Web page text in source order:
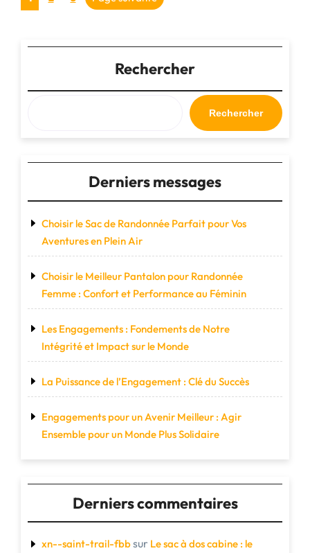
Idéal
pour
Toute
Sérénité"
publications
Rechercher
Rechercher
Derniers messages
Choisir le Sac de Randonnée Parfait pour Vos
Aventures en Plein Air
Choisir le Meilleur Pantalon pour Randonnée
Femme : Confort et Performance au Féminin
Les Engagements : Fondements de Notre
Intégrité et Impact sur le Monde
La Puissance de l’Engagement : Clé du Succès
Engagements pour un Avenir Meilleur : Agir
Ensemble pour un Monde Plus Solidaire
Derniers commentaires
xn--saint-trail-fbbsur Le sac à dos cabine : le